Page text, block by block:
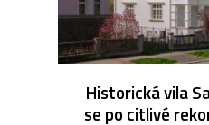
Historická vila
se po citlivé